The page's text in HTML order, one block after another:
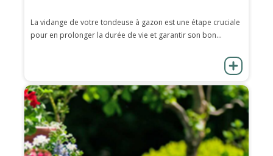
La vidange de votre tondeuse à gazon est une étape cruciale
pour en prolonger la durée de vie et garantir son bon...